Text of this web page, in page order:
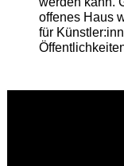
offenes Haus
für